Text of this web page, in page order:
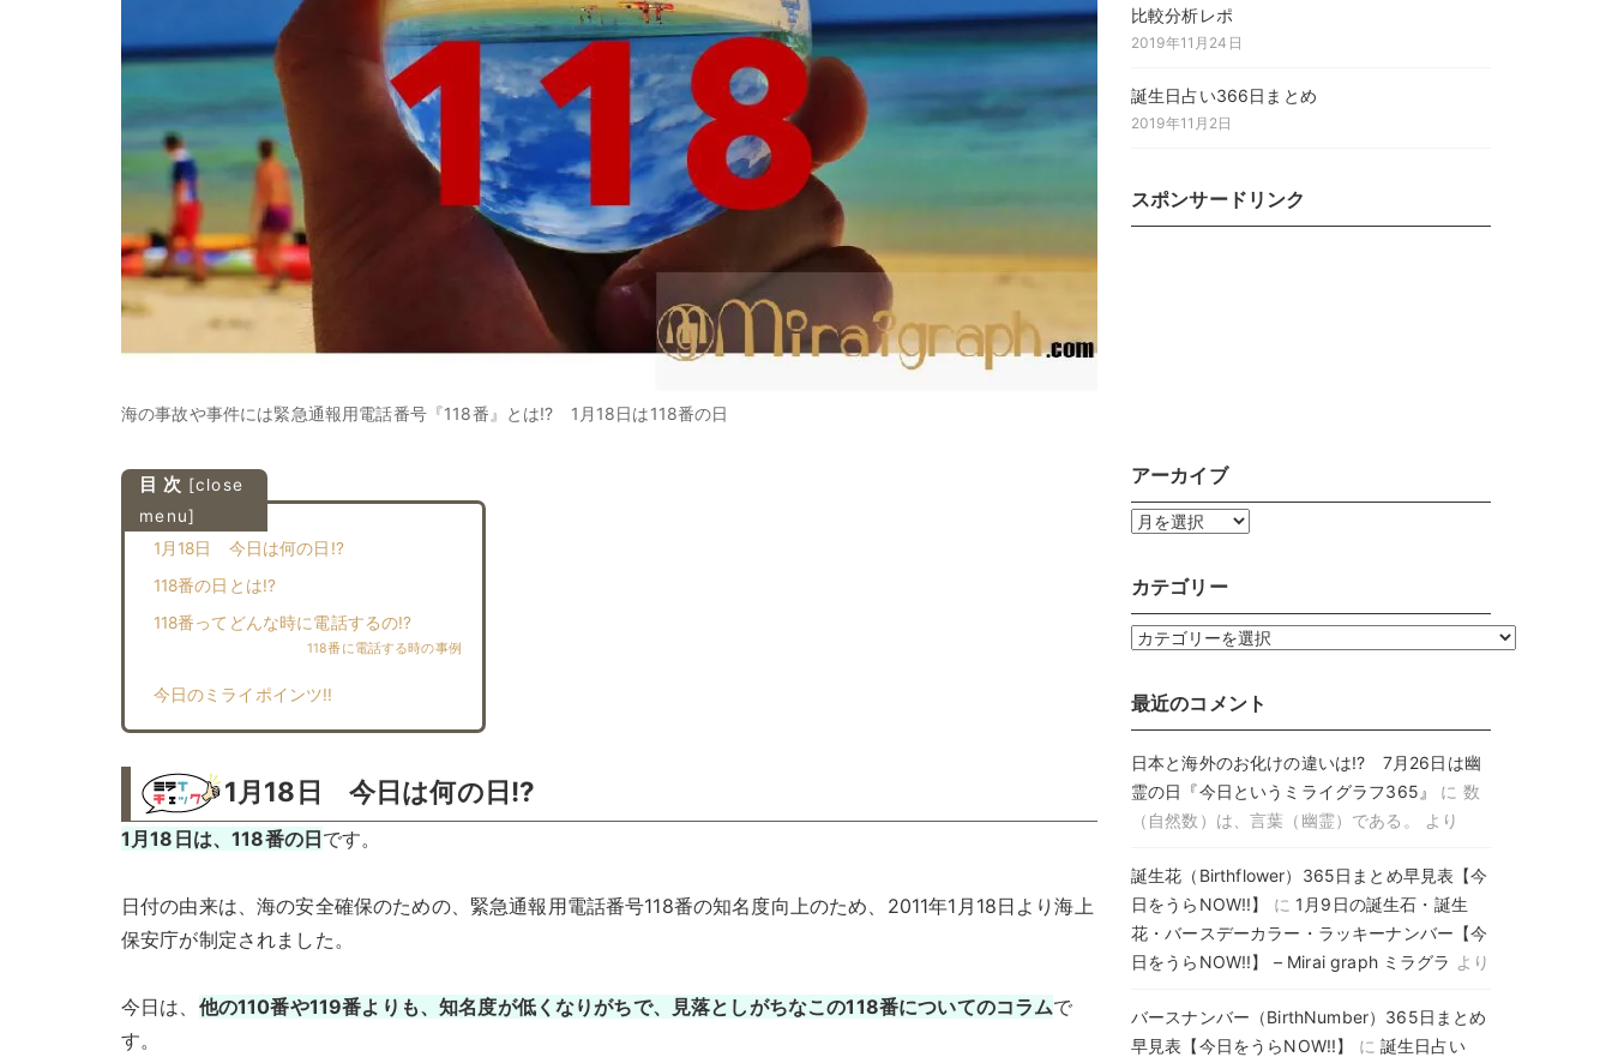
海の事故や事件には緊急通報用電話番号『118番』とは!? 1月18日は118番の日
目 次 [close
menu]
1月18日 今日は何の日!?
118番の日とは!?︎
118番ってどんな時に電話するの!?︎
118番に電話する時の事例
今日のミライポインツ!!︎
1月18日 今日は何の日!?
1月18日は、118番の日です。
日付の由来は、海の安全確保のための、緊急通報用電話番号118番の知名度向上のため、2011年1月18日より海上
保安庁が制定されました。
今日は、 他の110番や119番よりも、知名度が低くなりがちで、見落としがちなこの118番についてのコラムで
す。
比較分析レポ
2019年11月24日
誕生日占い366日まとめ
2019年11月2日
スポンサードリンク
アーカイブ
ア
カ
ブ
カテゴリー
カ
ゴ
ー
最近のコメント
日本と海外のお化けの違いは!? 7月26日は幽
霊の日『今日というミライグラフ365』
に 数
（自然数）は、言葉（幽霊）である。
より
誕生花（Birthflower）365日まとめ早見表【今
日をうらNOW!!】
に 1月9日の誕生石・誕生
花・バースデーカラー・ラッキーナンバー【今
日をうらNOW!!】 – Mirai graph ミラグラ より
バースナンバー（BirthNumber）365日まとめ
早見表【今日をうらNOW!!】
に 誕生日占い